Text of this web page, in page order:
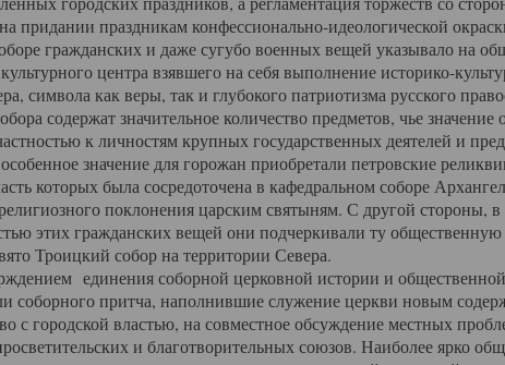
придании праздникам конфессионально-идеологической
гражданских и даже сугубо военных вещей указывало на
центра взявшего на себя выполнение историко-
символа как веры, так и глубокого патриотизма русского
содержат значительное количество предметов, чье значение
к личностям крупных государственных деятелей и
значение для горожан приобретали петровские
которых была сосредоточена в кафедральном соборе
поклонения царским святыням. С другой стороны,
этих гражданских вещей они подчеркивали ту общественную
Троицкий собор на территории Севера.
единения соборной церковной истории и общественной
соборного притча, наполнившие служение церкви новым
с городской властью, на совместное обсуждение местных
и благотворительных союзов. Наиболее ярко